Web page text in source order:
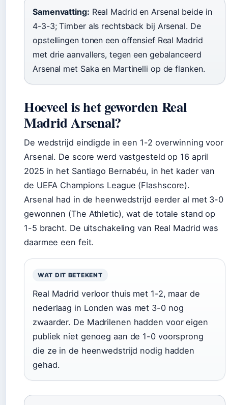
Samenvatting: Real Madrid en Arsenal beide in
4-3-3; Timber als rechtsback bij Arsenal. De
opstellingen tonen een offensief Real Madrid
met drie aanvallers, tegen een gebalanceerd
Arsenal met Saka en Martinelli op de flanken.
Hoeveel is het geworden Real
Madrid Arsenal?
De wedstrijd eindigde in een 1-2 overwinning voor
Arsenal. De score werd vastgesteld op 16 april
2025 in het Santiago Bernabéu, in het kader van
de UEFA Champions League (Flashscore).
Arsenal had in de heenwedstrijd eerder al met 3-0
gewonnen (The Athletic), wat de totale stand op
1-5 bracht. De uitschakeling van Real Madrid was
daarmee een feit.
WAT DIT BETEKENT
Real Madrid verloor thuis met 1-2, maar de
nederlaag in Londen was met 3-0 nog
zwaarder. De Madrilenen hadden voor eigen
publiek niet genoeg aan de 1-0 voorsprong
die ze in de heenwedstrijd nodig hadden
gehad.